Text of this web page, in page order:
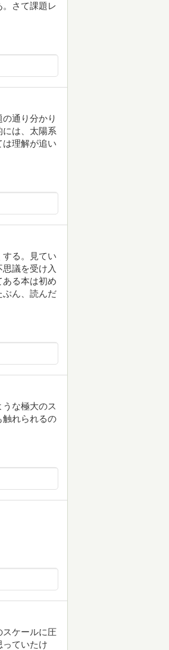
さて課題レ
通り分かり
は、太陽系
理解が追い
る。見てい
議を受け入
る本は初め
ぶん、読んだ
な極大のス
触れられるの
スケールに圧
ていたけ